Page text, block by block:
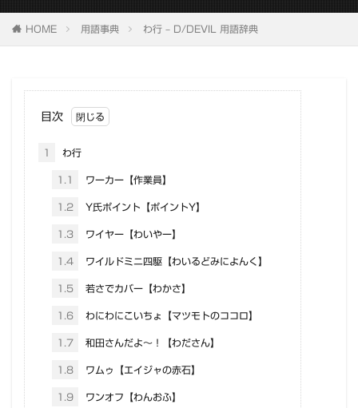
HOME 用語事典 わ行 – D/DEVIL 用語辞典
目次
1 わ行
1.1 ワーカー【作業員】
1.2 Y氏ポイント【ポイントY】
1.3 ワイヤー【わいやー】
1.4 ワイルドミニ四駆【わいるどみによんく】
1.5 若さでカバー【わかさ】
1.6 わにわにこいちょ【マツモトのココロ】
1.7 和田さんだよ～！【わださん】
1.8 ワムゥ【エイジャの赤石】
1.9 ワンオフ【わんおふ】